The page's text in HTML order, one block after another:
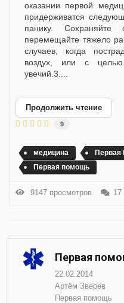
оказании первой
придерживатся
панику. Сохраняйте
перемещайте тяжело
случаев, когда
воздух, или с
увечий.3....
Продолжить чтение
9
медицина
Первая
Первая помощь
9147 просмотров 17
Первая
22.02.2014
Артём Зверев
Первая помощь